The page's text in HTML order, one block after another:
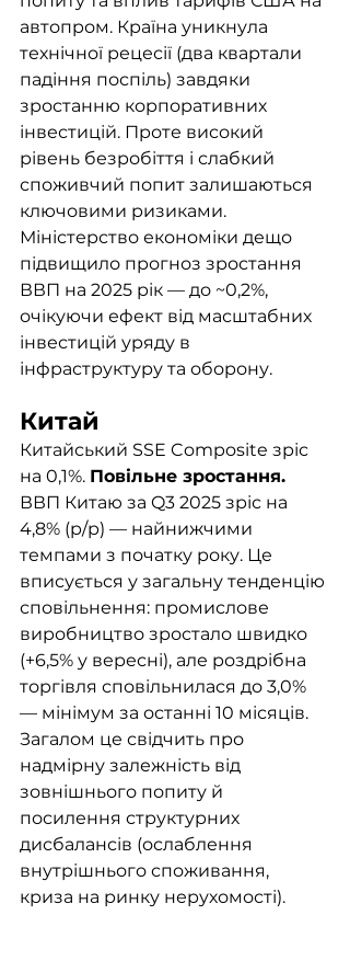
автопром. Країна уникнула
технічної рецесії (два квартали
падіння поспіль) завдяки
зростанню корпоративних
інвестицій. Проте високий
рівень безробіття і слабкий
споживчий попит залишаються
ключовими ризиками.
Міністерство економіки дещо
підвищило прогноз зростання
ВВП на 2025 рік — до ~0,2%,
очікуючи ефект від масштабних
інвестицій уряду в
інфраструктуру та оборону.
Китай
Китайський SSE Composite зріс
на 0,1%. Повільне зростання.
ВВП Китаю за Q3 2025 зріс на
4,8% (р/р) — найнижчими
темпами з початку року. Це
вписується у загальну тенденцію
сповільнення: промислове
виробництво зростало швидко
(+6,5% у вересні), але роздрібна
торгівля сповільнилася до 3,0%
— мінімум за останні 10 місяців.
Загалом це свідчить про
надмірну залежність від
зовнішнього попиту й
посилення структурних
дисбалансів (ослаблення
внутрішнього споживання,
криза на ринку нерухомості).